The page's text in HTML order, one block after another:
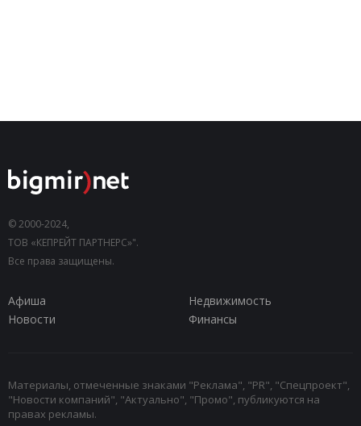
© 2000-2024,
ТОВ «КЕПРЕЙТ ПАРТНЕРС»".
Все права защищены.
Афиша
Недвижимость
Новости
Финансы
Материалы, отмеченные знаками "Реклама", "PR", "Спецпроект",
"Новости компаний", "Актуально", "Промо", публикуются на
правах рекламы.